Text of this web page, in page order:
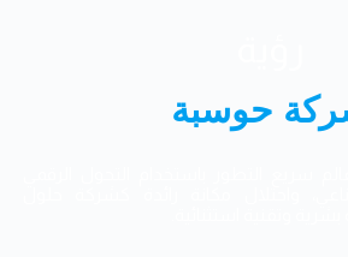
حوسبة